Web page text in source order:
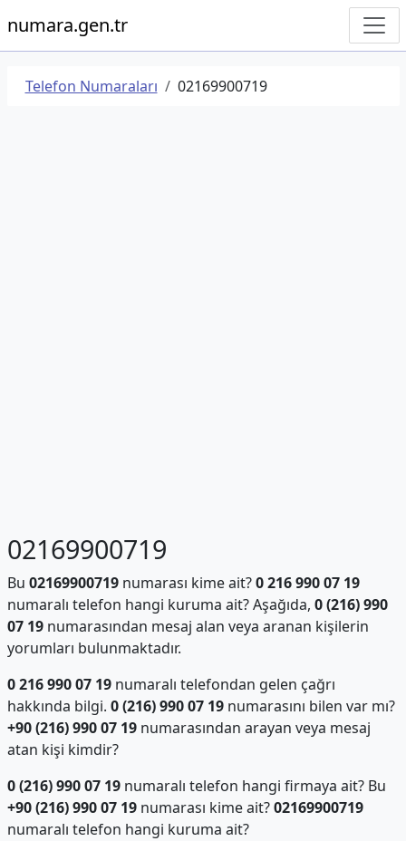
numara.gen.tr
Telefon Numaraları 02169900719
02169900719
Bu 02169900719numarası kime ait?0 216 990 07 19
numaralı telefon hangi kuruma ait? Aşağıda, 0 (216) 990
07 19numarasından mesaj alan veya aranan kişilerin
yorumları bulunmaktadır.
0 216 990 07 19numaralı telefondan gelen çağrı
hakkında bilgi. 0 (216) 990 07 19numarasını bilen var mı?
+90 (216) 990 07 19numarasından arayan veya mesaj
atan kişi kimdir?
0 (216) 990 07 19numaralı telefon hangi firmaya ait? Bu
+90 (216) 990 07 19numarası kime ait?02169900719
numaralı telefon hangi kuruma ait?